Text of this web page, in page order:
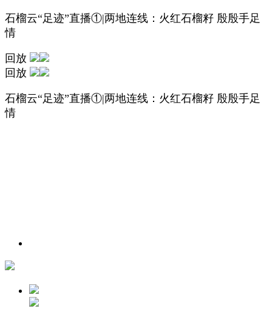
石榴云“足迹”直播①|两地连线：火红石榴籽 殷殷手足
情
回放
回放
石榴云“足迹”直播①|两地连线：火红石榴籽 殷殷手足
情